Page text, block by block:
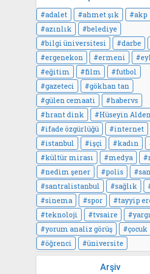
adalet ahmet şık
akp
azınlık
belediye
bilgi üniversitesi
darbe
ergenekon
ermeni
eğitim
film
futbol
gazeteci
gökhan tan
gülen cemaati
habervs
hrant dink
Hüseyin
ifade özgürlüğü
internet
istanbul
işçi kadın
kültür mirası
medya
nedim şener
polis
santralistanbul
sağlık
sinema
spor
tayyip
teknoloji
tvsaire
yargı
yorum analiz görüş
çocuk
öğrenci
üniversite
Arşiv